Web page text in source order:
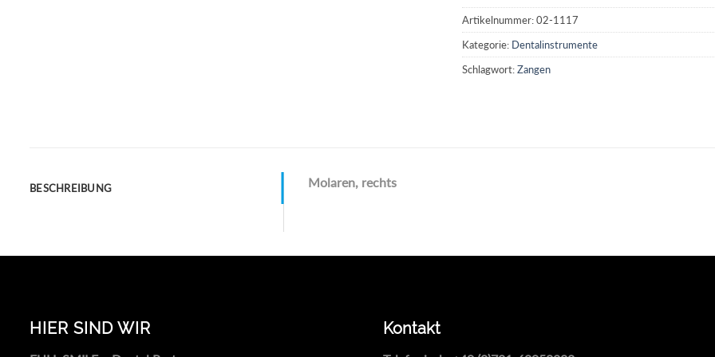
Artikelnummer:02-1117
Kategorie: Dentalinstrumente
Schlagwort:Zangen
BESCHREIBUNG Molaren, rechts
HIER SIND WIR Kontakt